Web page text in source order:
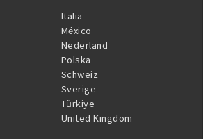
Italia
México
Nederland
Polska
Schweiz
Sverige
Türkiye
United Kingdom